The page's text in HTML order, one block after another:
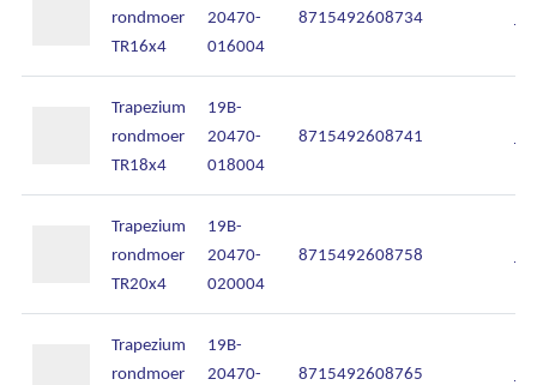
Onze merken
Onze diensten
Over Kalkhuis
Contact
rondmoer
TR16x4
20470-
016004
8715492608734
Trapezium
rondmoer
TR18x4
19B-
20470-
018004
8715492608741
Trapezium
rondmoer
TR20x4
19B-
20470-
020004
8715492608758
Trapezium
rondmoer
19B-
20470-
8715492608765